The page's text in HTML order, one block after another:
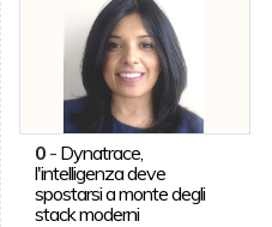
0- Dynatrace,
l'intelligenza deve
spostarsi a monte degli
stack moderni